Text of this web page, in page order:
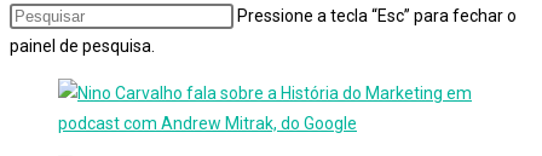
Pressione a tecla “Esc” para fechar o
painel de pesquisa.